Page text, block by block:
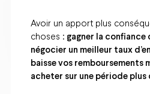
Avoir un apport plus
choses : gagner la confiance
négocier un meilleur taux
baisse vos remboursements
acheter sur une période